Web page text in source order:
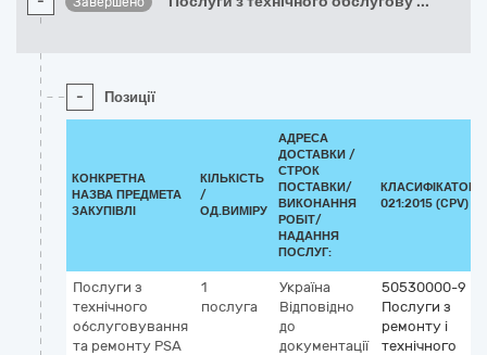
- Позиції
КОНКРЕТНА
НАЗВА ПРЕДМЕТА
ЗАКУПІВЛІ
КІЛЬКІСТЬ
/
ОД.ВИМІРУ
АДРЕСА
ДОСТАВКИ /
СТРОК
ПОСТАВКИ/
ВИКОНАННЯ
РОБІТ/
НАДАННЯ
ПОСЛУГ:
КЛАСИФІКАТОР
021:2015 (CPV)
Послуги з
технічного
обслуговування
та ремонту PSA
1
послуга
Україна
Відповідно
до
документації
50530000-9
Послуги з
ремонту і
технічного